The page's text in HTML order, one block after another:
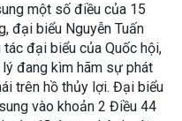
một số điều của 15
đại biểu Nguyễn Tuấn
tác đại biểu của Quốc hội,
đang kìm hãm sự phát
trên hồ thủy lợi. Đại biểu
vào khoản 2 Điều 44